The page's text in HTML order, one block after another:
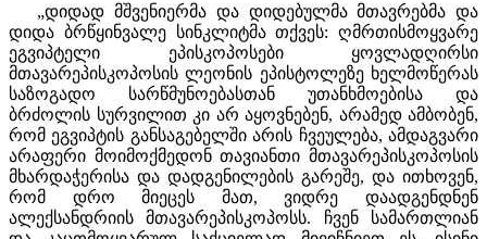
„დიდად მშვენიერმა და დიდებულმა მთავრებმა და
დიდა ბრწყინვალე სინკლიტმა თქვეს: ღმრთისმოყვარე
ეგვიპტელი ეპისკოპოსები ყოვლადღირსი
მთავარეპისკოპოსის ლეონის ეპისტოლეზე ხელმოწერას
საზოგადო სარწმუნოებასთან უთანხმოებისა და
ბრძოლის სურვილით კი არ აყოვნებენ, არამედ ამბობენ,
რომ ეგვიპტის განსაგებელში არის ჩვეულება, ამდაგვარი
არაფერი მოიმოქმედონ თავიანთი მთავარეპისკოპოსის
მხარდაჭერისა და დადგენილების გარეშე, და ითხოვენ,
რომ დრო მიეცეს მათ, ვიდრე დაადგენდნენ
ალექსანდრიის მთავარეპისკოპოსს. ჩვენ სამართლიან